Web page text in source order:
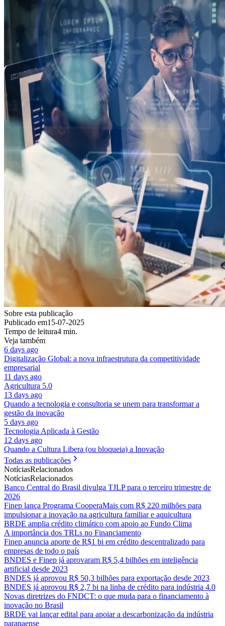
Sobre esta publicação
Publicado em15-07-2025
Tempo de leitura4 min.
Veja também
6 days ago
Digitalização Global: a nova infraestrutura da competitividade
empresarial
11 days ago
Agricultura 5.0
13 days ago
Quando a tecnologia e consultoria se unem para transformar a
gestão da inovação
5 days ago
Tecnologia Aplicada à Gestão
12 days ago
Quando a Cultura Libera (ou bloqueia) a Inovação
Todas as publicações
NotíciasRelacionados
NotíciasRelacionados
Banco Central do Brasil divulga TJLP para o terceiro trimestre de
2026
Finep lança Programa CooperaMais com R$ 220 milhões para
impulsionar a inovação na agricultura familiar e aquicultura
BRDE amplia crédito climático com apoio ao Fundo Clima
A importância dos TRLs no Financiamento
Finep anuncia aporte de R$1 bi em crédito descentralizado para
empresas de todo o país
BNDES e Finep já aprovaram R$ 5,4 bilhões em inteligência
artificial desde 2023
BNDES já aprovou R$ 50,3 bilhões para exportação desde 2023
BNDES já aprovou R$ 2,7 bi na linha de crédito para indústria 4.0
Novas diretrizes do FNDCT: o que muda para o financiamento à
inovação no Brasil
BRDE vai lançar edital para apoiar a descarbonização da indústria
paranaense